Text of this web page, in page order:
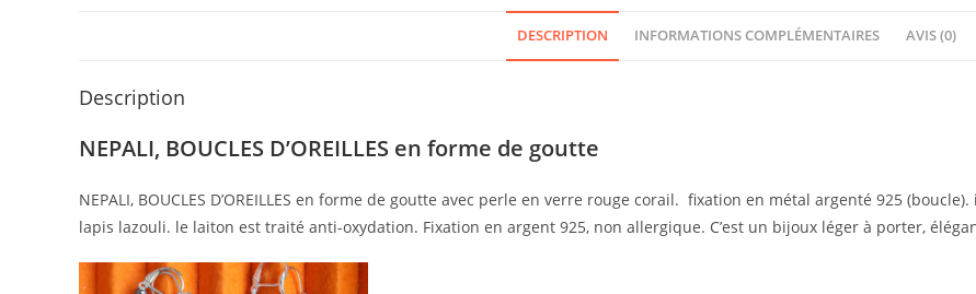
DESCRIPTION INFORMATIONS COMPLÉMENTAIRES AVIS (0)
Description
NEPALI, BOUCLES D’OREILLES en forme de goutte
NEPALI, BOUCLES D’OREILLES en forme de goutte avec perle en verre rouge corail. fixation en métal argenté 925
lapis lazouli. le laiton est traité anti-oxydation. Fixation en argent 925, non allergique. C’est un bijoux léger à porter,